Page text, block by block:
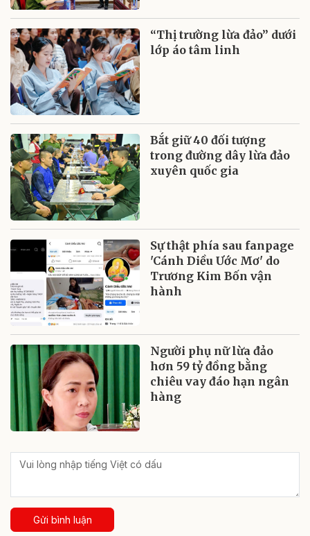
“Thị trường lừa đảo” dưới
lớp áo tâm linh
Bắt giữ 40 đối tượng
trong đường dây lừa đảo
xuyên quốc gia
Sự thật phía sau fanpage
'Cánh Diều Ước Mơ' do
Trương Kim Bốn vận
hành
Người phụ nữ lừa đảo
hơn 59 tỷ đồng bằng
chiêu vay đáo hạn ngân
hàng
Gửi bình luận